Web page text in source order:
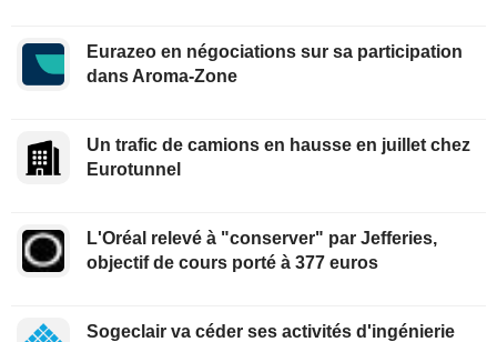
Eurazeo en négociations sur sa participation
dans Aroma-Zone
Un trafic de camions en hausse en juillet chez
Eurotunnel
L'Oréal relevé à "conserver" par Jefferies,
objectif de cours porté à 377 euros
Sogeclair va céder ses activités d'ingénierie